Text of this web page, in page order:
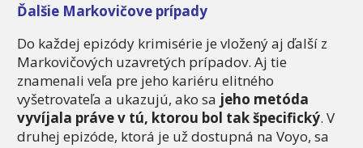
Ďalšie Markovičove prípady
Do každej epizódy krimisérie je vložený aj ďalší z
Markovičových uzavretých prípadov. Aj tie
znamenali veľa pre jeho kariéru elitného
vyšetrovateľa a ukazujú, ako sa jeho metóda
vyvíjala práve v tú, ktorou bol tak špecifický. V
druhej epizóde, ktorá je už dostupná na Voyo, sa